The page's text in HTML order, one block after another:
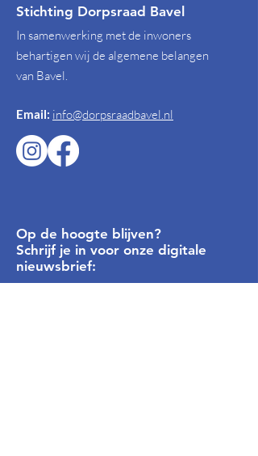
Stichting Dorpsraad Bavel
In samenwerking met de inwoners
behartigen wij de algemene belangen
van Bavel.
Email: info@dorpsraadbavel.nl
Op de hoogte blijven?
Schrijf je in voor onze digitale
nieuwsbrief: